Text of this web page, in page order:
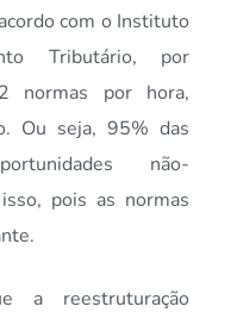
com o Instituto
Tributário, por
normas por hora,
Ou seja, 95% das
não-
pois as normas
a reestruturação